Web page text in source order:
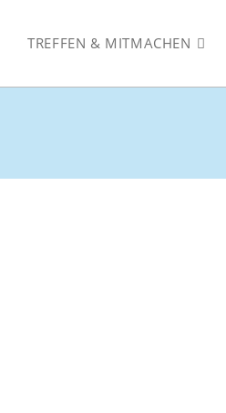
TREFFEN & MITMACHEN